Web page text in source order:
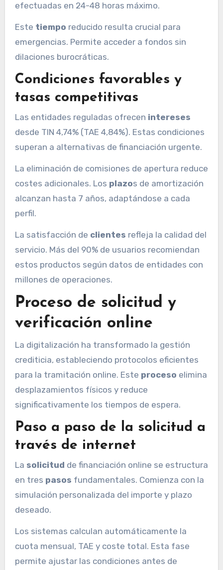
efectuadas en 24-48 horas máximo.
Este tiempo reducido resulta crucial para
emergencias. Permite acceder a fondos sin
dilaciones burocráticas.
Condiciones favorables y
tasas competitivas
Las entidades reguladas ofrecen intereses
desde TIN 4,74% (TAE 4,84%). Estas condiciones
superan a alternativas de financiación urgente.
La eliminación de comisiones de apertura reduce
costes adicionales. Los plazos de amortización
alcanzan hasta 7 años, adaptándose a cada
perfil.
La satisfacción de clientes refleja la calidad del
servicio. Más del 90% de usuarios recomiendan
estos productos según datos de entidades con
millones de operaciones.
Proceso de solicitud y
verificación online
La digitalización ha transformado la gestión
crediticia, estableciendo protocolos eficientes
para la tramitación online. Este proceso elimina
desplazamientos físicos y reduce
significativamente los tiempos de espera.
Paso a paso de la solicitud a
través de internet
La solicitud de financiación online se estructura
en tres pasos fundamentales. Comienza con la
simulación personalizada del importe y plazo
deseado.
Los sistemas calculan automáticamente la
cuota mensual, TAE y coste total. Esta fase
permite ajustar las condiciones antes de